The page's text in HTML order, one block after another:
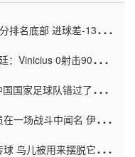
排名底部 进球差-13令人
：Vinicius 0射击90分钟
国家足球队错过了世界
一场战斗中闻名 伊万放
鸟儿被用来摆脱它